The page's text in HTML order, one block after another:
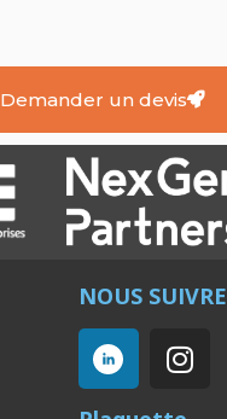
Demander un devis
NOUS SUIVRE